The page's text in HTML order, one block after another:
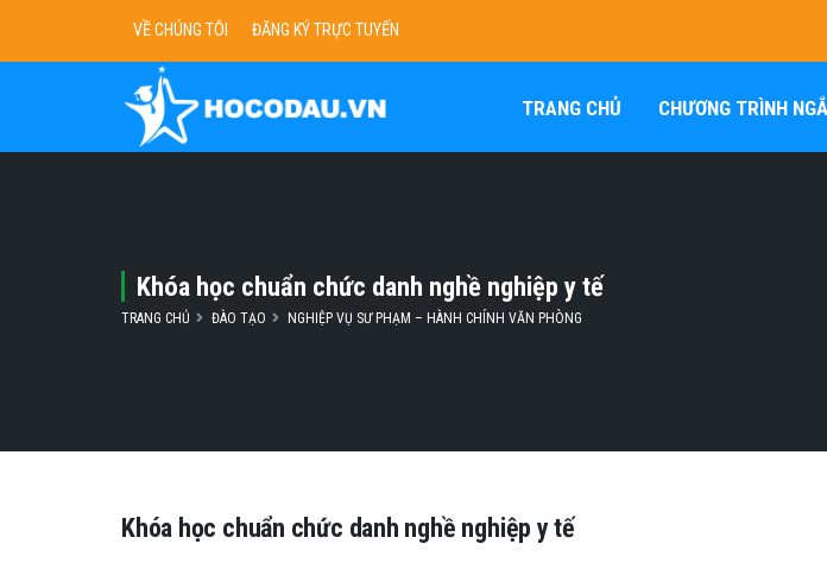
VỀ CHÚNG TÔI ĐĂNG KÝ TRỰC TUYẾN
TRANG CHỦ CHƯƠNG TRÌNH
Khóa học chuẩn chức danh nghề nghiệp y tế
TRANG CHỦ ĐÀO TẠO NGHIỆP VỤ SƯ PHẠM – HÀNH CHÍNH VĂN PHÒNG
Khóa học chuẩn chức danh nghề nghiệp y tế